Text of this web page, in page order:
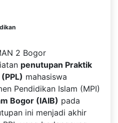
2 Bogor
penutupan Praktik
mahasiswa
Pendidikan Islam (MPI)
Bogor (IAIB) pada
ini menjadi akhir